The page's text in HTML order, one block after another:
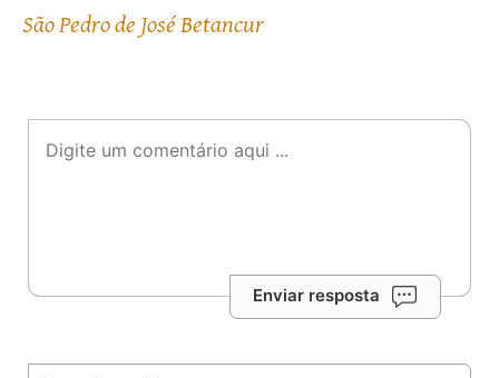
São Pedro de José Betancur
Enviar resposta